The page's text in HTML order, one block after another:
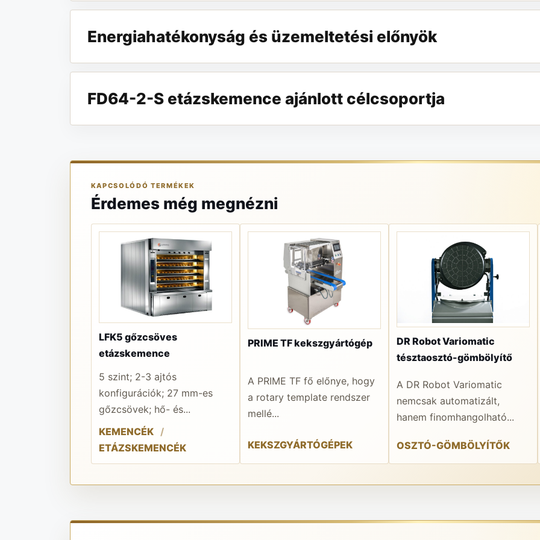
Energiahatékonyság és üzemeltetési előnyök
FD64-2-S etázskemence ajánlott célcsoportja
KAPCSOLÓDÓ TERMÉKEK
Érdemes még megnézni
LFK5 gőzcsöves
etázskemence
5 szint; 2-3 ajtós
konfigurációk; 27 mm-es
gőzcsövek; hő- és...
KEMENCÉK
ETÁZSKEMENCÉK
PRIME TF kekszgyártógép
A PRIME TF fő előnye, hogy
a rotary template rendszer
mellé...
KEKSZGYÁRTÓGÉPEK
DR Robot Variomatic
tésztaosztó-gömbölyítő
A DR Robot Variomatic
nemcsak automatizált,
hanem finomhangolható...
OSZTÓ-GÖMBÖLYÍTŐK